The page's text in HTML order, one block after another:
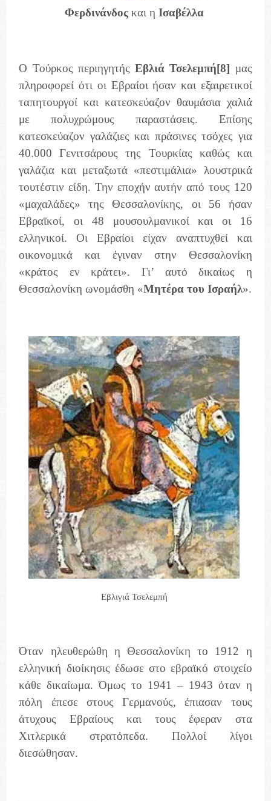
Φερδινάνδοςκαι η Ισαβέλλα
Ο Τούρκος περιηγητήςΕβλιά Τσελεμπή[8] μας
πληροφορεί ότι οι Εβραίοι ήσαν και εξαιρετικοί
ταπητουργοί και κατεσκεύαζον θαυμάσια χαλιά
με πολυχρώμους παραστάσεις. Επίσης
κατεσκεύαζον γαλάζιες και πράσινες τσόχες για
40.000 Γενιτσάρους της Τουρκίας καθώς και
γαλάζια και μεταξωτά «πεστιμάλια» λουστρικά
τουτέστιν είδη. Την εποχήν αυτήν από τους 120
«μαχαλάδες» της Θεσσαλονίκης, οι 56 ήσαν
Εβραϊκοί, οι 48 μουσουλμανικοί και οι 16
ελληνικοί. Οι Εβραίοι είχαν αναπτυχθεί και
οικονομικά και έγιναν στην Θεσσαλονίκη
«κράτος εν κράτει». Γι’ αυτό δικαίως η
Θεσσαλονίκη ωνομάσθη «Μητέρα του Ισραήλ».
Εβλιγιά Τσελεμπή
Όταν ηλευθερώθη η Θεσσαλονίκη το 1912 η
ελληνική διοίκησις έδωσε στο εβραϊκό στοιχείο
κάθε δικαίωμα. Όμως το 1941 – 1943 όταν η
πόλη έπεσε στους Γερμανούς, έπιασαν τους
άτυχους Εβραίους και τους έφεραν στα
Χιτλερικά στρατόπεδα. Πολλοί λίγοι
διεσώθησαν.